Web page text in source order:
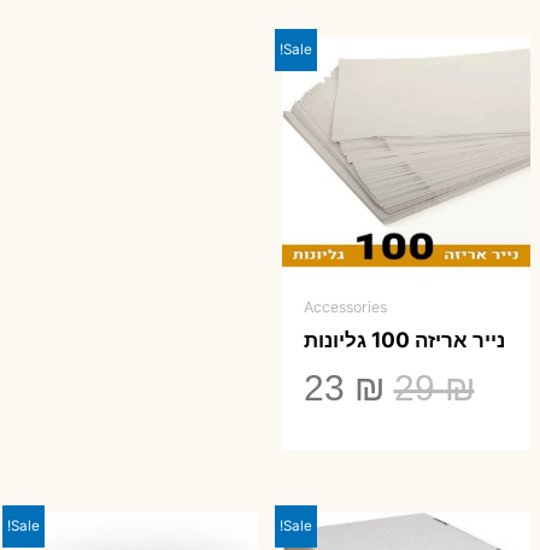
19 ₪.
הוא:
13 ₪.
Sale!
Accessories
נייר אריזה 100 גליונות
29₪
המחיר
29 ₪.
23 ₪
23 ₪.
Sale!
Sale!